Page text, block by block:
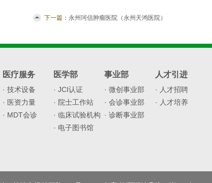
下一篇： 永州珂信肿瘤医院（永州天鸿医院）
医疗服务
· 技术设备
· 医资力量
· MDT会诊
医学部
· JCI认证
· 院士工作站
· 临床试验机构
· 电子图书馆
事业部
· 微创事业部
· 会诊事业部
· 诊断事业部
人才引进
· 人才招聘
· 人才培养